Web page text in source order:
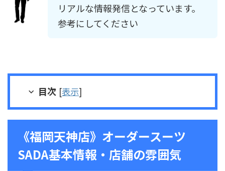
リアルな情報発信となっています。
参考にしてください
目次 [表示]
《福岡天神店》オーダースーツ
SADA基本情報・店舗の雰囲気